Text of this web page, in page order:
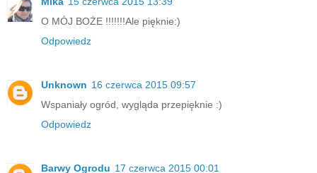
O MÓJ BOŻE !!!!!!!Ale pięknie:)
Odpowiedz
Unknown 16 czerwca 2015 09:57
Wspaniały ogród, wygląda przepięknie :)
Odpowiedz
Barwy Ogrodu 17 czerwca 2015 00:01